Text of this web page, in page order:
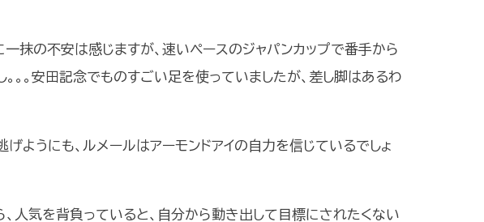
一抹の不安は感じますが、速いペースのジャパンカップで番手から
。。安田記念でものすごい足を使っていましたが、差し脚はあるわ
ようにも、ルメールはアーモンドアイの自力を信じているでしょ
、人気を背負っていると、自分から動き出して目標にされたくない